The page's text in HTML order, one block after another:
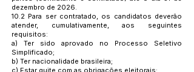
dezembro de 2026.
10.2 Para ser contratado, os candidatos deverão
atender, cumulativamente, aos seguintes
requisitos:
a) Ter sido aprovado no Processo Seletivo
Simplificado;
b) Ter nacionalidade brasileira;
c) Estar quite com as obrigações eleitorais;